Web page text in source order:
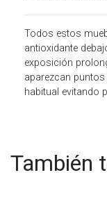
Todos estos
antioxidante
exposición
aparezcan
habitual evitando
También